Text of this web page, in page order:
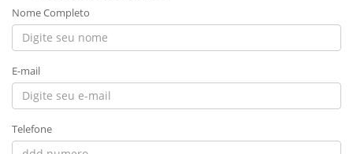
Nome Completo
E-mail
Telefone